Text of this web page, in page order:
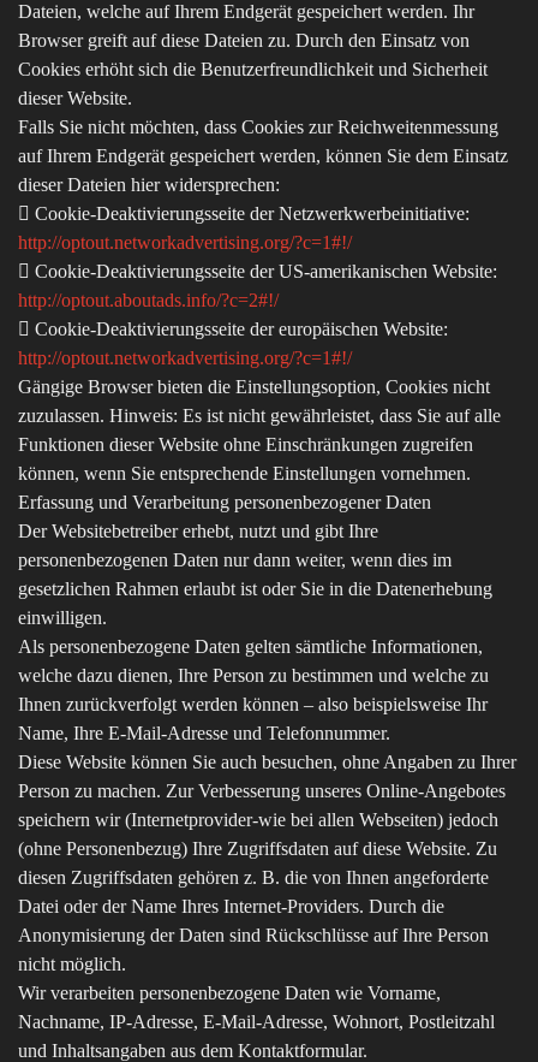
Dateien, welche auf Ihrem Endgerät gespeichert werden. Ihr
Browser greift auf diese Dateien zu. Durch den Einsatz von
Cookies erhöht sich die Benutzerfreundlichkeit und Sicherheit
dieser Website.
Falls Sie nicht möchten, dass Cookies zur Reichweitenmessung
auf Ihrem Endgerät gespeichert werden, können Sie dem Einsatz
dieser Dateien hier widersprechen:
 Cookie-Deaktivierungsseite der Netzwerkwerbeinitiative:
http://optout.networkadvertising.org/?c=1#!/
 Cookie-Deaktivierungsseite der US-amerikanischen Website:
http://optout.aboutads.info/?c=2#!/
 Cookie-Deaktivierungsseite der europäischen Website:
http://optout.networkadvertising.org/?c=1#!/
Gängige Browser bieten die Einstellungsoption, Cookies nicht
zuzulassen. Hinweis: Es ist nicht gewährleistet, dass Sie auf alle
Funktionen dieser Website ohne Einschränkungen zugreifen
können, wenn Sie entsprechende Einstellungen vornehmen.
Erfassung und Verarbeitung personenbezogener Daten
Der Websitebetreiber erhebt, nutzt und gibt Ihre
personenbezogenen Daten nur dann weiter, wenn dies im
gesetzlichen Rahmen erlaubt ist oder Sie in die Datenerhebung
einwilligen.
Als personenbezogene Daten gelten sämtliche Informationen,
welche dazu dienen, Ihre Person zu bestimmen und welche zu
Ihnen zurückverfolgt werden können – also beispielsweise Ihr
Name, Ihre E-Mail-Adresse und Telefonnummer.
Diese Website können Sie auch besuchen, ohne Angaben zu Ihrer
Person zu machen. Zur Verbesserung unseres Online-Angebotes
speichern wir (Internetprovider-wie bei allen Webseiten) jedoch
(ohne Personenbezug) Ihre Zugriffsdaten auf diese Website. Zu
diesen Zugriffsdaten gehören z. B. die von Ihnen angeforderte
Datei oder der Name Ihres Internet-Providers. Durch die
Anonymisierung der Daten sind Rückschlüsse auf Ihre Person
nicht möglich.
Wir verarbeiten personenbezogene Daten wie Vorname,
Nachname, IP-Adresse, E-Mail-Adresse, Wohnort, Postleitzahl
und Inhaltsangaben aus dem Kontaktformular.